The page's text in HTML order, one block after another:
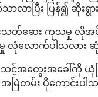
လာပြီး ပြန်၍ ဆိုးရွာ
တ်ဆေး ကုသမှု လိုအပ်သ
ောက်ပါသလား ဆုံး
င့်အတွေးအခေါ်ကို ယုံက
မြဲတမ်း ပိုကောင်းပ